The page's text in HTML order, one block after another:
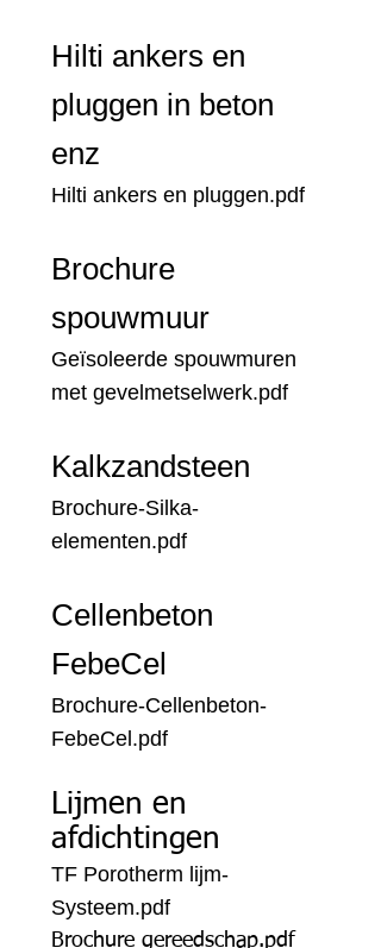
Hilti ankers en
pluggen in beton
enz
Hilti ankers en pluggen.pdf
Brochure
spouwmuur
Geïsoleerde spouwmuren
met gevelmetselwerk.pdf
Kalkzandsteen
Brochure-Silka-
elementen.pdf
Cellenbeton
FebeCel
Brochure-Cellenbeton-
FebeCel.pdf
Lijmen en
afdichtingen
TF Porotherm lijm-
Systeem.pdf
Brochure gereedschap.pdf